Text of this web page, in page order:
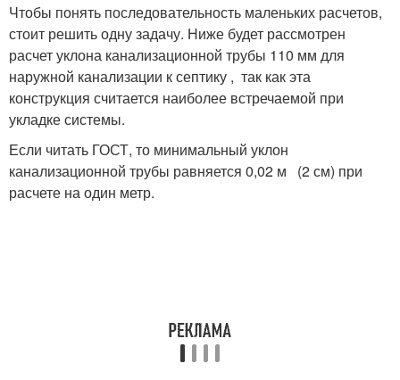
Чтобы понять последовательность маленьких расчетов,
стоит решить одну задачу. Ниже будет рассмотрен
расчет уклона канализационной трубы 110 мм для
наружной канализации к септику , так как эта
конструкция считается наиболее встречаемой при
укладке системы.
Если читать ГОСТ, то минимальный уклон
канализационной трубы равняется 0,02 м (2 см) при
расчете на один метр.